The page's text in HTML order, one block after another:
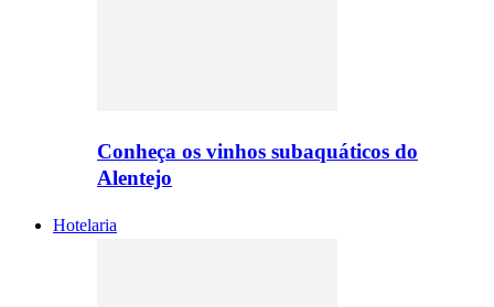
Conheça os vinhos subaquáticos do
Alentejo
Hotelaria